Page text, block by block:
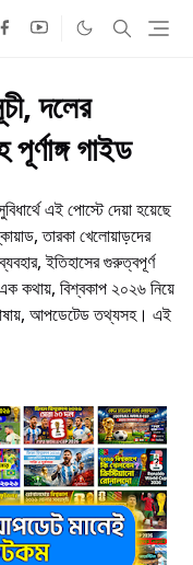
দলের
গাইড
এই পোস্টে দেয়া হয়েছে
তারকা খেলোয়াড়দের
ইতিহাসের গুরুত্বপূর্ণ
কথায়, বিশ্বকাপ ২০২৬ নিয়ে
আপডেটেড তথ্যসহ। এই